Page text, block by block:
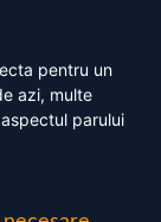
pentru un
azi, multe
parului